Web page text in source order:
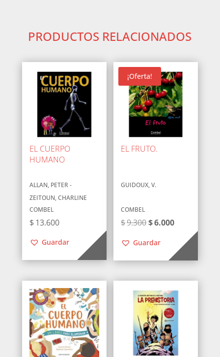
PRODUCTOS RELACIONADOS
EL CUERPO
HUMANO
ALLAN, PETER -
ZEITOUN, CHARLINE
COMBEL
$ 13.600
Guardar
¡Oferta!
EL FRUTO.
GUIDOUX, V.
COMBEL
$9.300El
original
era:
$6.000El
precio
actual
es:
Guardar